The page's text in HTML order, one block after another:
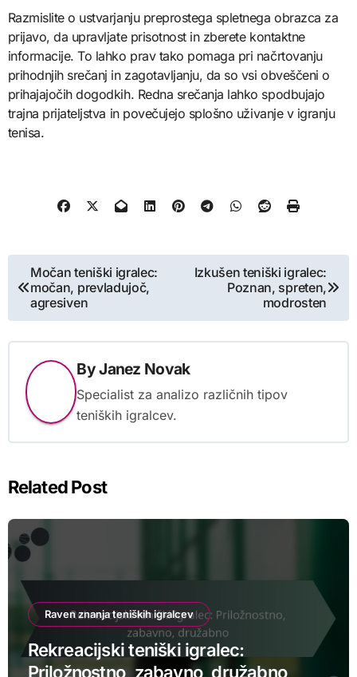
Razmislite o ustvarjanju preprostega spletnega obrazca za
prijavo, da upravljate prisotnost in zberete kontaktne
informacije. To lahko prav tako pomaga pri načrtovanju
prihodnjih srečanj in zagotavljanju, da so vsi obveščeni o
prihajajočih dogodkih. Redna srečanja lahko spodbujajo
trajna prijateljstva in povečujejo splošno uživanje v igranju
tenisa.
Post
navigation
Močan teniški igralec:
močan, prevladujoč,
agresiven
Izkušen teniški igralec:
Poznan, spreten,
modrosten
ByJanez Novak
Specialist za analizo različnih tipov
teniških igralcev.
Related Post
Raven znanja teniških igralcev
Rekreacijski teniški igralec:
Priložnostno, zabavno, družabno